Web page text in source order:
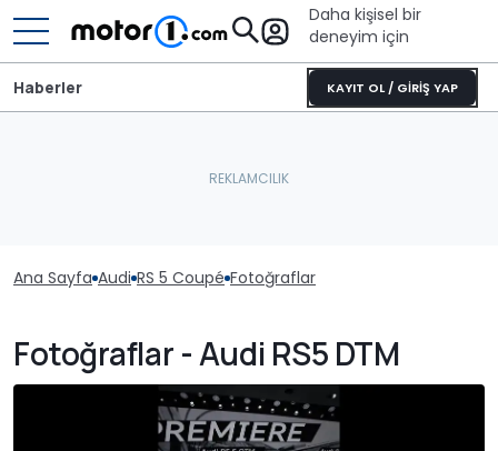
Daha kişisel bir
deneyim için
KAYIT OL / GİRİŞ YAP
Haberler
Ana Sayfa Audi RS 5 Coupé Fotoğraflar
Fotoğraflar - Audi RS5 DTM